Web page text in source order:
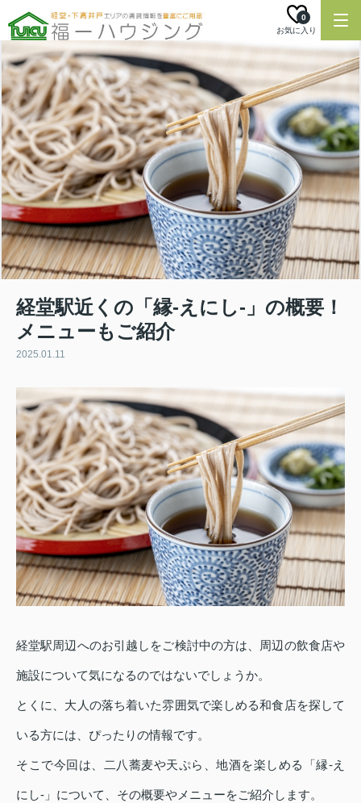
お気に入り
0
経堂駅近くの「縁‐えにし‐」の概要！
メニューもご紹介
2025.01.11
経堂駅周辺へのお引越しをご検討中の方は、周辺の飲食店や
施設について気になるのではないでしょうか。
とくに、大人の落ち着いた雰囲気で楽しめる和食店を探して
いる方には、ぴったりの情報です。
そこで今回は、二八蕎麦や天ぷら、地酒を楽しめる「縁‐え
にし‐」について、その概要やメニューをご紹介します。